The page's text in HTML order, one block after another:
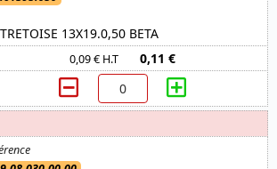
13X19.0,50 BETA
0,09 € H.T 0,11 €